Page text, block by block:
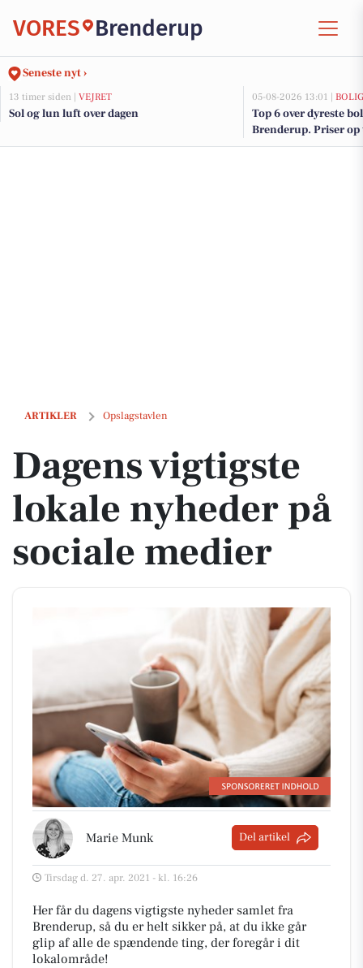
VORES Brenderup
Seneste nyt ›
13 timer siden | VEJRET
Sol og lun luft over dagen
05-08-2026 13:01 |
Top 6 over dyreste
Brenderup. Priser
ARTIKLER Opslagstavlen
Dagens vigtigste lokale nyheder på sociale medier
Dagens vigtigste
lokale nyheder på
sociale medier
Marie Munk Del artikel
Tirsdag d. 27. apr. 2021 - kl. 16:26
Her får du dagens vigtigste nyheder samlet fra
Brenderup, så du er helt sikker på, at du ikke går
glip af alle de spændende ting, der foregår i dit
lokalområde!